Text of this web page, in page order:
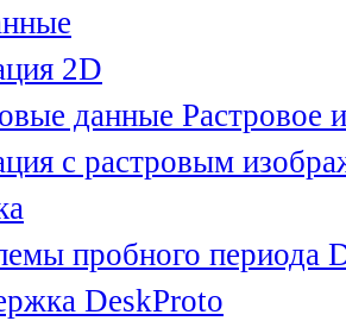
2D
данные Растровое
с растровым
пробного периода
DeskProto